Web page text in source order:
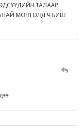
ТАЛААР
МОНГОЛД Ч БИШ